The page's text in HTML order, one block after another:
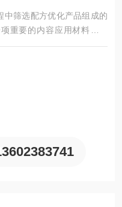
中筛选配方优化产品组成的
重要的内容应用材料如涂
璃等产品标准均要求做耐候